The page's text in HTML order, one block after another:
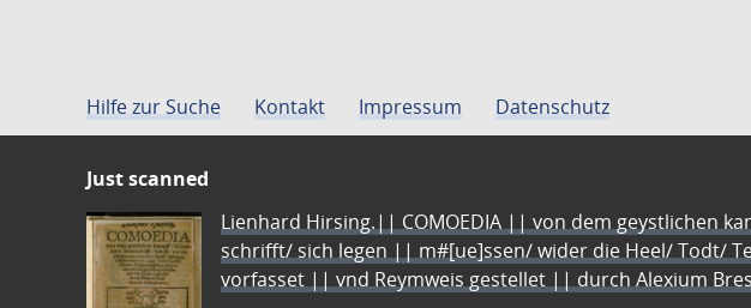
Hilfe zur Suche Kontakt Impressum Datenschutz
Just scanned
Lienhard Hirsing.|| COMOEDIA || von dem geystlichen
schrifft/ sich legen || m#[ue]ssen/ wider die Heel/ Todt/
vorfasset || vnd Reymweis gestellet || durch Alexium